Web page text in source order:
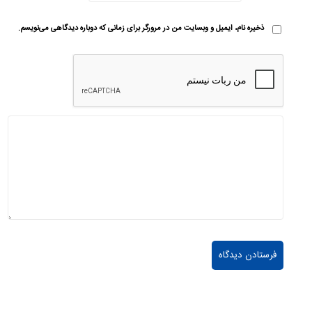
ذخیره نام، ایمیل و وبسایت من در مرورگر برای زمانی که دوباره دیدگاهی می‌نویسم.